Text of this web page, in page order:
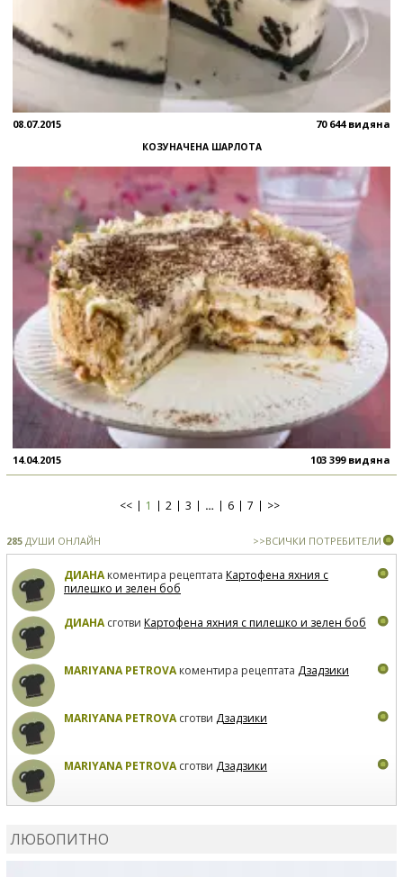
08.07.2015 70 644 видяна
КОЗУНАЧЕНА ШАРЛОТА
14.04.2015 103 399 видяна
<< 1 2 3 … 6 7 >>
285 ДУШИ ОНЛАЙН >>ВСИЧКИ ПОТРЕБИТЕЛИ
ДИАНАкоментира рецептата Картофена яхния с
пилешко и зелен боб
ДИАНАсготви Картофена яхния с пилешко и зелен боб
MARIYANA PETROVAкоментира рецептата Дзадзики
MARIYANA PETROVAсготви Дзадзики
MARIYANA PETROVAсготви Дзадзики
ЛЮБОПИТНО